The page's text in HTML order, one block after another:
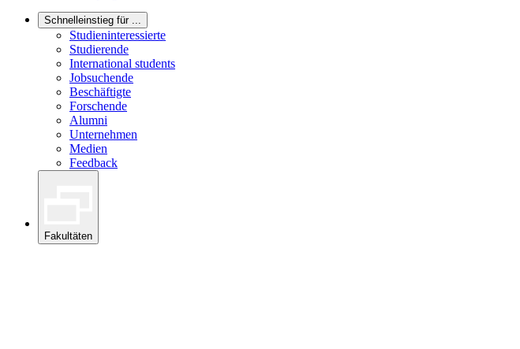
Schnelleinstieg für ...
Studieninteressierte
Studierende
International students
Jobsuchende
Beschäftigte
Forschende
Alumni
Unternehmen
Medien
Feedback
Fakultäten